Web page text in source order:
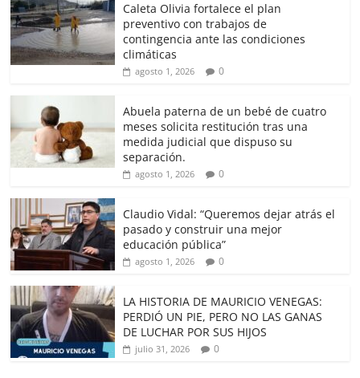
Caleta Olivia fortalece el plan
preventivo con trabajos de
contingencia ante las condiciones
climáticas
agosto 1, 2026 0
Abuela paterna de un bebé de cuatro
meses solicita restitución tras una
medida judicial que dispuso su
separación.
agosto 1, 2026 0
Claudio Vidal: “Queremos dejar atrás el
pasado y construir una mejor
educación pública”
agosto 1, 2026 0
LA HISTORIA DE MAURICIO VENEGAS:
PERDIÓ UN PIE, PERO NO LAS GANAS
DE LUCHAR POR SUS HIJOS
julio 31, 2026 0